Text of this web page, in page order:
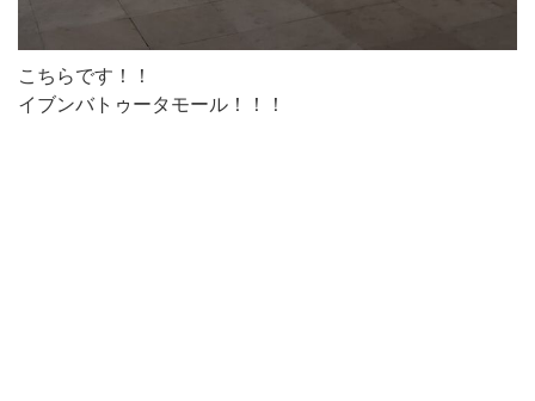
こちらです！！
イブンバトゥータモール！！！